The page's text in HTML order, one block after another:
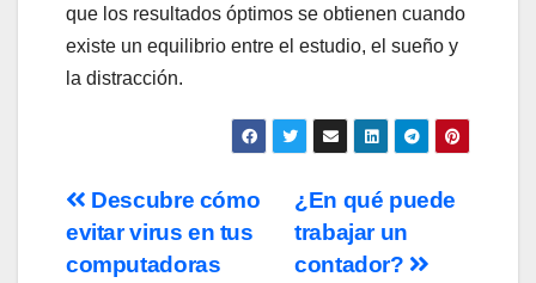
que los resultados óptimos se obtienen cuando
existe un equilibrio entre el estudio, el sueño y
la distracción.
Navegación
de
¿En qué puede
trabajar un
contador?
Descubre cómo
evitar virus en tus
computadoras